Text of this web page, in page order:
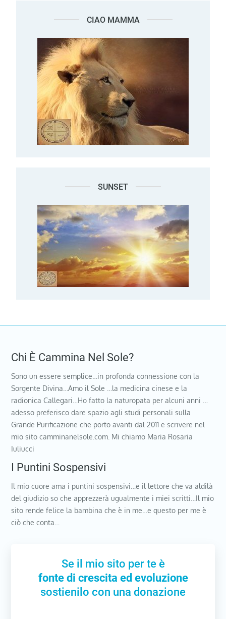
CIAO MAMMA
SUNSET
Chi È Cammina Nel Sole?
Sono un essere semplice…in profonda connessione con la
Sorgente Divina…Amo il Sole …la medicina cinese e la
radionica Callegari…Ho fatto la naturopata per alcuni anni …
adesso preferisco dare spazio agli studi personali sulla
Grande Purificazione che porto avanti dal 2011 e scrivere nel
mio sito camminanelsole.com. Mi chiamo Maria Rosaria
Iuliucci
I Puntini Sospensivi
Il mio cuore ama i puntini sospensivi…e il lettore che va aldilà
del giudizio so che apprezzerà ugualmente i miei scritti…Il mio
sito rende felice la bambina che è in me…e questo per me è
ciò che conta…
Se il mio sito per te è
fonte di crescita ed evoluzione
sostienilo con una donazione